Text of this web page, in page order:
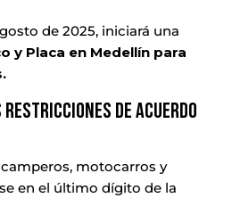
de 2025, iniciará una
y Placa en Medellín para
de acuerdo
motocarros y
en el último dígito de la